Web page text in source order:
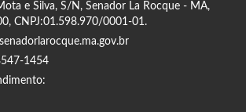
e Silva, S/N, Senador La Rocque - MA,
CNPJ:01.598.970/0001-01.
1454